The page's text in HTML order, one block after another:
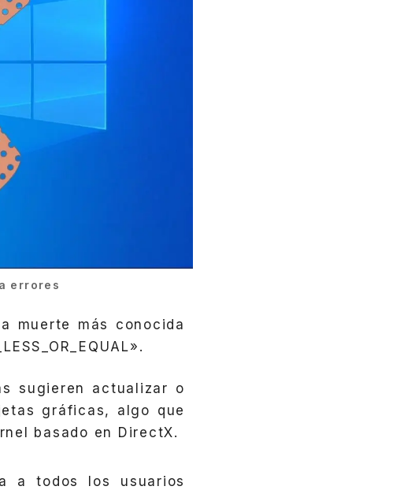
errores
muerte más conocida
sugieren actualizar o
gráficas, algo que
basado en DirectX.
a todos los usuarios